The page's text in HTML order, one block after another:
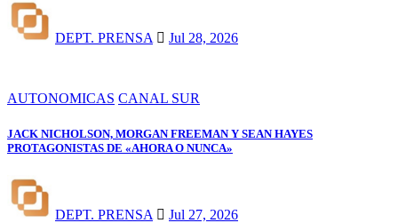
DEPT. PRENSA Jul 28, 2026
AUTONOMICAS CANAL SUR
JACK NICHOLSON, MORGAN FREEMAN Y SEAN HAYES
PROTAGONISTAS DE «AHORA O NUNCA»
DEPT. PRENSA
Jul 27, 2026